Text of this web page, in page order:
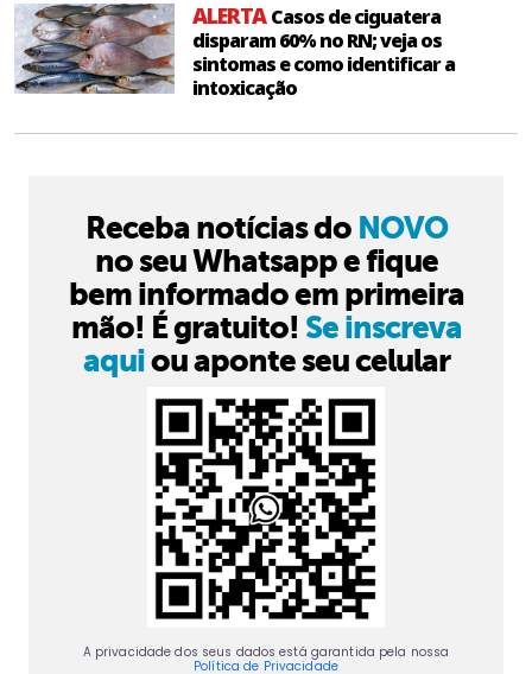
ALERTACasos de ciguatera
disparam 60% no RN; veja os
sintomas e como identificar a
intoxicação
Receba notícias do NOVO
no seu Whatsapp e fique
bem informado em primeira
mão! É gratuito! Se inscreva
aquiou aponte seu celular
A privacidade dos seus dados está garantida pela nossa
Política de Privacidade